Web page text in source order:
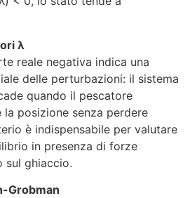
λ
reale negativa indica una
delle perturbazioni: il sistema
quando il pescatore
posizione senza perdere
è indispensabile per valutare
in presenza di forze
sul ghiaccio.
Grobman